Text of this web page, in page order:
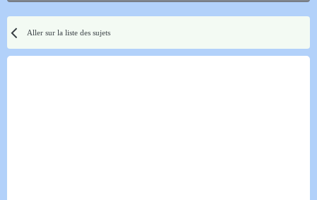
Aller sur la liste des sujets